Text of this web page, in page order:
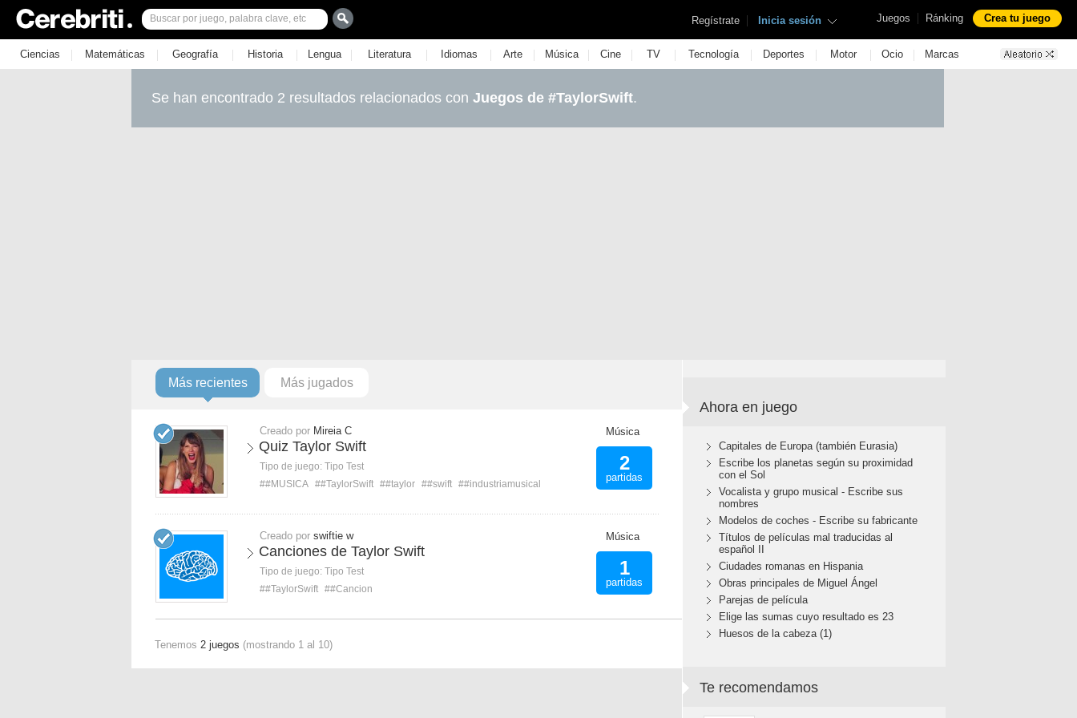
Juegos | Ránking Crea tu juego
Regístrate | Inicia sesión
Ciencias | Matemáticas | Geografía | Historia | Lengua | Literatura | Idiomas | Arte | Música | Cine | TV | Tecnología | Deportes | Motor | Ocio | Marcas
Se han encontrado 2 resultados relacionados con Juegos de #TaylorSwift.
Más recientes Más jugados
Creado por Mireia C
Quiz Taylor Swift
Tipo de juego: Tipo Test
##MUSICA ##TaylorSwift ##taylor ##swift ##industriamusical
Música
2
partidas
Creado por swiftie w
Canciones de Taylor Swift
Tipo de juego: Tipo Test
##TaylorSwift ##Cancion
Música
1
partidas
Tenemos 2 juegos (mostrando 1 al 10)
Ahora en juego
Capitales de Europa (también Eurasia)
Escribe los planetas según su proximidad
con el Sol
Vocalista y grupo musical - Escribe sus
nombres
Modelos de coches - Escribe su fabricante
Títulos de películas mal traducidas al
español II
Ciudades romanas en Hispania
Obras principales de Miguel Ángel
Parejas de película
Elige las sumas cuyo resultado es 23
Huesos de la cabeza (1)
Te recomendamos